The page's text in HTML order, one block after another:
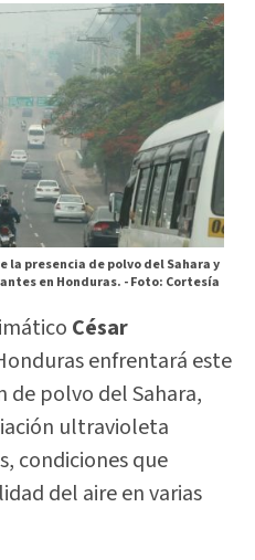
presencia de polvo del Sahara y
en Honduras. -Foto: Cortesía
César
enfrentará este
de polvo del Sahara,
ultravioleta
condiciones que
del aire en varias